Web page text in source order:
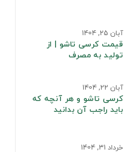
آبان 25, 1404
قیمت کرسی تاشو | از
تولید به مصرف
آبان 22, 1404
کرسی تاشو و هر آنچه که
باید راجب آن بدانید
خرداد 31, 1404